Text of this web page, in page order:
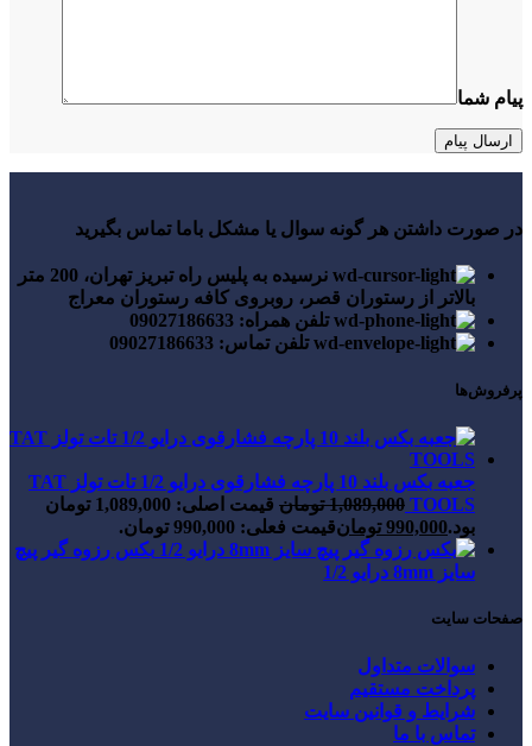
پیام شما
در صورت داشتن هر گونه سوال یا مشکل باما تماس بگیرید
نرسیده به پلیس راه تبریز تهران، 200 متر
بالاتر از رستوران قصر، روبروی کافه رستوران معراج
تلفن همراه: 09027186633
تلفن تماس: 09027186633
پرفروش‌ها
جعبه بکس بلند 10 پارچه فشارقوی درایو 1/2 تات تولز TAT
TOOLS
1,089,000 تومان
قیمت اصلی: 1,089,000 تومان
بود.990,000 تومانقیمت فعلی: 990,000 تومان.
بکس رزوه گیر پیچ
سایز 8mm درایو 1/2
صفحات سایت
سوالات متداول
پرداخت مستقیم
شرایط و قوانین سایت
تماس با ما